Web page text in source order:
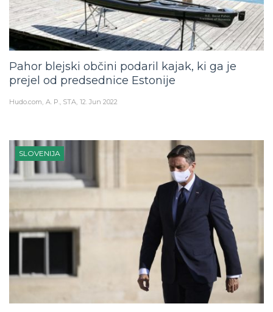
Pahor blejski občini podaril kajak, ki ga je
prejel od predsednice Estonije
Hudo.com A. P., STA 12. Jun 2022
SLOVENIJA